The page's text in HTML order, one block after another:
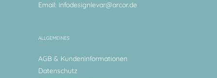
Email: infodesignlevar@arcor.de
ALLGEMEINES
AGB & Kundeninformationen
Datenschutz